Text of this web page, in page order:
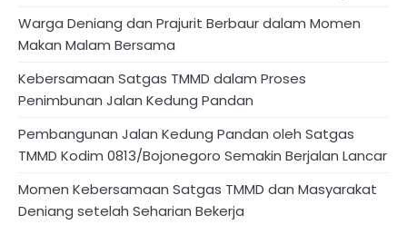
Warga Deniang dan Prajurit Berbaur dalam Momen
Makan Malam Bersama
Kebersamaan Satgas TMMD dalam Proses
Penimbunan Jalan Kedung Pandan
Pembangunan Jalan Kedung Pandan oleh Satgas
TMMD Kodim 0813/Bojonegoro Semakin Berjalan Lancar
Momen Kebersamaan Satgas TMMD dan Masyarakat
Deniang setelah Seharian Bekerja